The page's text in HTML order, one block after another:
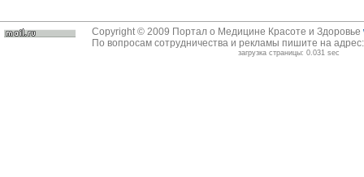
Copyright © 2009 Портал о Медицине Красоте и Здоровье
По вопросам сотрудничества и рекламы пишите на
загрузка страницы: 0.031 sec